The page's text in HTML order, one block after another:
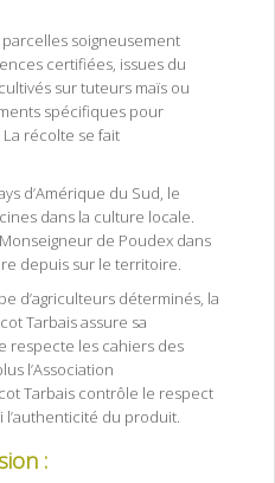
soigneusement
certifiées, issues du
sur tuteurs maïs ou
spécifiques pour
récolte se fait
d’Amérique du Sud, le
dans la culture locale.
de Poudex dans
depuis sur le territoire.
d’agriculteurs déterminés, la
Tarbais assure sa
respecte les cahiers des
l’Association
Tarbais contrôle le respect
du produit.
: